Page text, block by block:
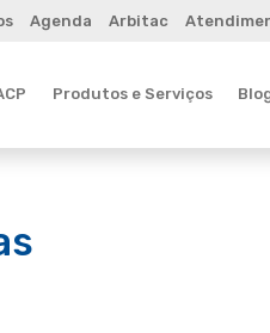
Agenda Arbitac
Produtos e Serviços